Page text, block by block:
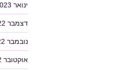
ינואר 2023
דצמבר 2022
נובמבר 2022
אוקטובר 2022